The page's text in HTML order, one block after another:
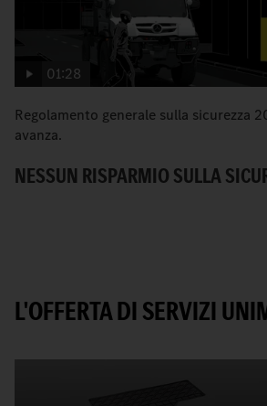
01:28
Regolamento generale sulla sicurezza
avanza.
NESSUN RISPARMIO SULLA
L'OFFERTA DI SERVIZI